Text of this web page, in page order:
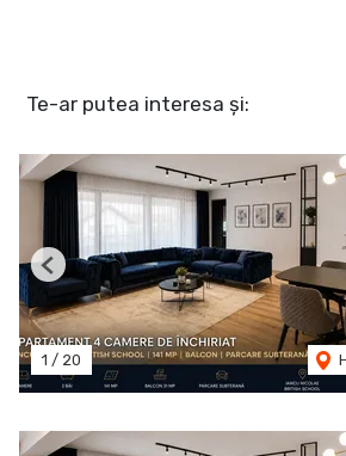
Te-ar putea interesa și:
1 / 20
Previous